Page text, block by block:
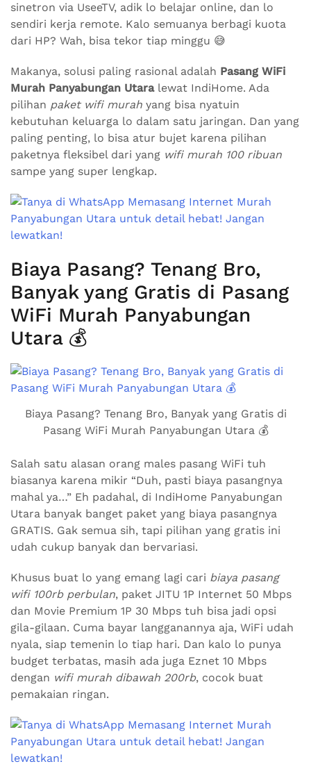
sinetron via UseeTV, adik lo belajar online, dan lo
sendiri kerja remote. Kalo semuanya berbagi kuota
dari HP? Wah, bisa tekor tiap minggu 😅
Makanya, solusi paling rasional adalah Pasang WiFi
Murah Panyabungan Utaralewat IndiHome. Ada
pilihan paket wifi murah yang bisa nyatuin
kebutuhan keluarga lo dalam satu jaringan. Dan yang
paling penting, lo bisa atur bujet karena pilihan
paketnya fleksibel dari yang wifi murah 100 ribuan
sampe yang super lengkap.
Biaya Pasang? Tenang Bro,
Banyak yang Gratis di Pasang
WiFi Murah Panyabungan
Utara 💰
Biaya Pasang? Tenang Bro, Banyak yang Gratis di
Pasang WiFi Murah Panyabungan Utara 💰
Salah satu alasan orang males pasang WiFi tuh
biasanya karena mikir “Duh, pasti biaya pasangnya
mahal ya…” Eh padahal, di IndiHome Panyabungan
Utara banyak banget paket yang biaya pasangnya
GRATIS. Gak semua sih, tapi pilihan yang gratis ini
udah cukup banyak dan bervariasi.
Khusus buat lo yang emang lagi cari biaya pasang
wifi 100rb perbulan, paket JITU 1P Internet 50 Mbps
dan Movie Premium 1P 30 Mbps tuh bisa jadi opsi
gila-gilaan. Cuma bayar langganannya aja, WiFi udah
nyala, siap temenin lo tiap hari. Dan kalo lo punya
budget terbatas, masih ada juga Eznet 10 Mbps
dengan wifi murah dibawah 200rb, cocok buat
pemakaian ringan.